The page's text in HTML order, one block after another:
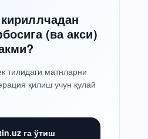
(ва акси)
тилидаги матнларни
қилиш учун қулай
га ўтиш